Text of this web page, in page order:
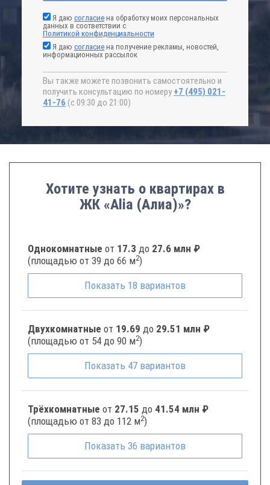
Я даю согласиена обработку моих персональных
данных в соответствии с
Политикой конфиденциальности
Я даю согласиена получение рекламы, новостей,
информационных рассылок
Вы также можете позвонить самостоятельно и
получить консультацию по номеру +7 (495) 021-
41-76 (с 09:30 до 21:00)
Хотите узнать о квартирах в
ЖК «Alia (Алиа)»?
Однокомнатные от 17.3 до 27.6 млн ₽
(площадью от 39 до 66 м2)
Показать 18 вариантов
Двухкомнатные от 19.69 до 29.51 млн ₽
(площадью от 54 до 90 м2)
Показать 47 вариантов
Трёхкомнатные от 27.15 до 41.54 млн ₽
(площадью от 83 до 112 м2)
Показать 36 вариантов